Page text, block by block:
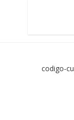
codigo-